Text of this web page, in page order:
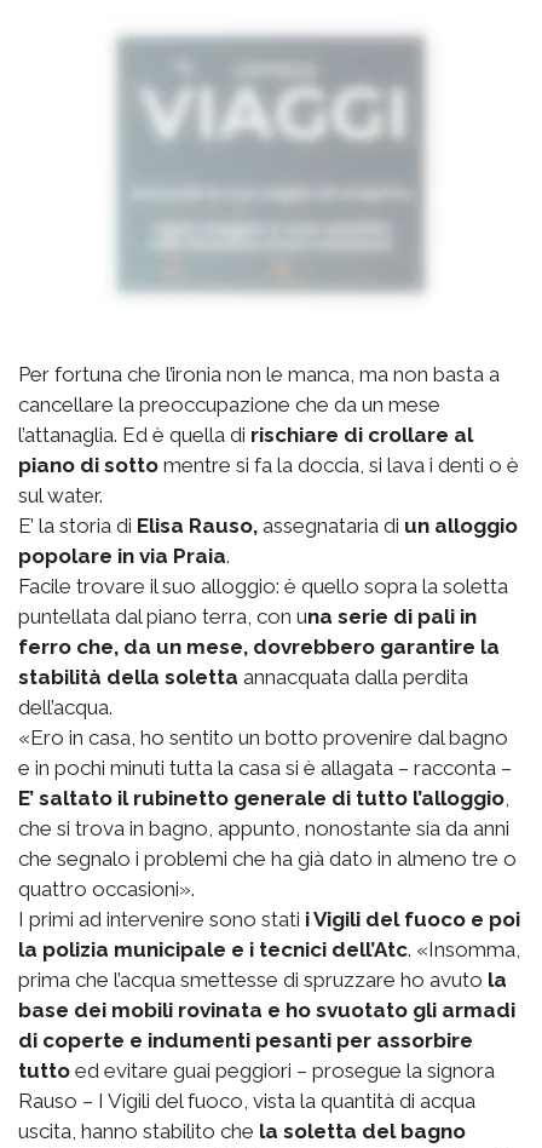
Per fortuna che l’ironia non le manca, ma non basta a
cancellare la preoccupazione che da un mese
l’attanaglia. Ed è quella di rischiare di crollare al
piano di sotto mentre si fa la doccia, si lava i denti o è
sul water.
E’ la storia di Elisa Rauso, assegnataria di un alloggio
popolare in via Praia.
Facile trovare il suo alloggio: è quello sopra la soletta
puntellata dal piano terra, con una serie di pali in
ferro che, da un mese, dovrebbero garantire la
stabilità della soletta annacquata dalla perdita
dell’acqua.
«Ero in casa, ho sentito un botto provenire dal bagno
e in pochi minuti tutta la casa si è allagata – racconta –
E’ saltato il rubinetto generale di tutto l’alloggio,
che si trova in bagno, appunto, nonostante sia da anni
che segnalo i problemi che ha già dato in almeno tre o
quattro occasioni».
I primi ad intervenire sono stati i Vigili del fuoco e poi
la polizia municipale e i tecnici dell’Atc. «Insomma,
prima che l’acqua smettesse di spruzzare ho avuto la
base dei mobili rovinata e ho svuotato gli armadi
di coperte e indumenti pesanti per assorbire
tutto ed evitare guai peggiori – prosegue la signora
Rauso – I Vigili del fuoco, vista la quantità di acqua
uscita, hanno stabilito che la soletta del bagno